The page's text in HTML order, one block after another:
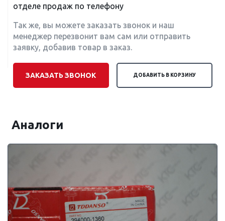
отделе продаж по телефону
Так же, вы можете заказать звонок и наш
менеджер перезвонит вам сам или отправить
заявку, добавив товар в заказ.
ЗАКАЗАТЬ ЗВОНОК ДОБАВИТЬ В КОРЗИНУ
Аналоги